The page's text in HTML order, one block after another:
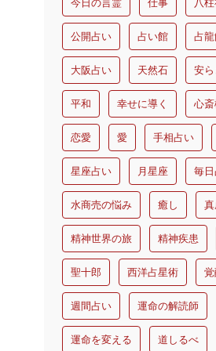
公開占い 占い館 占
大阪占い 天然石 安
平和 幸せに導く 心
恋愛 愛 手相占い
星座占い 月星座 毎
水商売の悩み 癒し
精神世界の旅 精神疾患
聖十郎 西洋占星術
週間占い 運命の解読師
運命を変える 道しるべ